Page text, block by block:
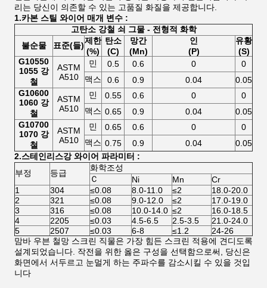
리는 당신이 의존할 수 있는 고품질 화질을 제공합니다.
1.카본 스틸 와이어 매개 변수 :
고탄소 강철 쇠 그물 - 전형적 화학
불순물
표준(들)제한
(%)
탄소
(C)
망간
(Mn)
인
(P)
유황
(S)
G10550
1055 강
철
ASTM
A510
민 0.5 0.6 0
0
맥스
0.6 0.9 0.04
0.05
G10600
1060 강
철
ASTM
A510
민 0.55 0.6 0
0
맥스 0.65 0.9 0.04
0.05
G10700
1070 강
철
ASTM
A510
민 0.65 0.6 0
0
맥스 0.75 0.9 0.04
0.05
2.스테인리스강 와이어 파라미터 :
부정
등급
화학조성
Ｃ
Ni Mn
Cr
1
304 ≤0.08 8.0-11.0 ≤2
18.0-20.0
2
321 ≤0.08 9.0-12.0 ≤2
17.0-19.0
3
316 ≤0.08 10.0-14.0 ≤2
16.0-18.5
4
2205 ≤0.03 4.5-6.5 2.5-3.5
21.0-24.0
5
2507 ≤0.03 6-8 ≤1.2
24-26
맘바 우븐 철망 스크린 직물은 가장 힘든 스크린 적용에 견디도록
설계되었습니다. 작전을 위한 옳은 구성을 선택함으로써, 당신은
화면에서 서두르고 눈멀게 하는 주파수를 감소시킬 수 있을 것입
니다